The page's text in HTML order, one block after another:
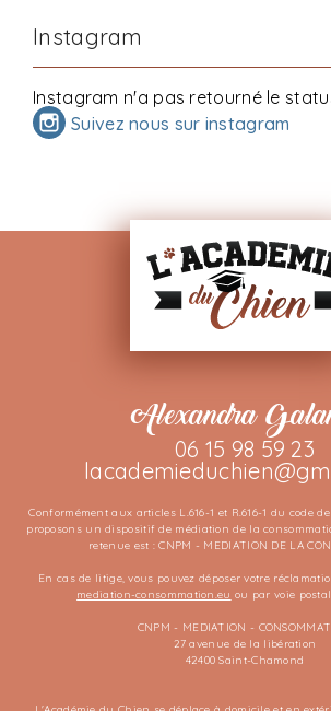
Instagram
Instagram n'a pas retourné le
Suivez nous sur instagram
Alexandra
06 15 98 59 23
Conformément aux articles L.616-1 et R.616-1 du code
proposons un dispositif de médiation de la
retenue est : CNPM - MEDIATION DE LA
En cas de litige, vous pouvez déposer votre
mediation-consommation.eu ou par voie
CNPM - MEDIATION -
27 avenue de la libération
42400 Saint-Chamond